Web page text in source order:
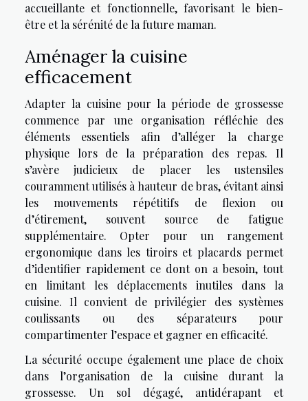
accueillante et fonctionnelle, favorisant le bien-
être et la sérénité de la future maman.
Aménager la cuisine
efficacement
Adapter la cuisine pour la période de grossesse
commence par une organisation réfléchie des
éléments essentiels afin d’alléger la charge
physique lors de la préparation des repas. Il
s’avère judicieux de placer les ustensiles
couramment utilisés à hauteur de bras, évitant ainsi
les mouvements répétitifs de flexion ou
d’étirement, souvent source de fatigue
supplémentaire. Opter pour un rangement
ergonomique dans les tiroirs et placards permet
d’identifier rapidement ce dont on a besoin, tout
en limitant les déplacements inutiles dans la
cuisine. Il convient de privilégier des systèmes
coulissants ou des séparateurs pour
compartimenter l’espace et gagner en efficacité.
La sécurité occupe également une place de choix
dans l’organisation de la cuisine durant la
grossesse. Un sol dégagé, antidérapant et